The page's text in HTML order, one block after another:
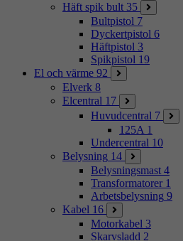
Häft spik bult 35
Bultpistol 7
Dyckertpistol 6
Häftpistol 3
Spikpistol 19
El och värme 92
Elverk 8
Elcentral 17
Huvudcentral 7
125A 1
Undercentral 10
Belysning 14
Belysningsmast 4
Transformatorer 1
Arbetsbelysning 9
Kabel 16
Motorkabel 3
Skarvsladd 2